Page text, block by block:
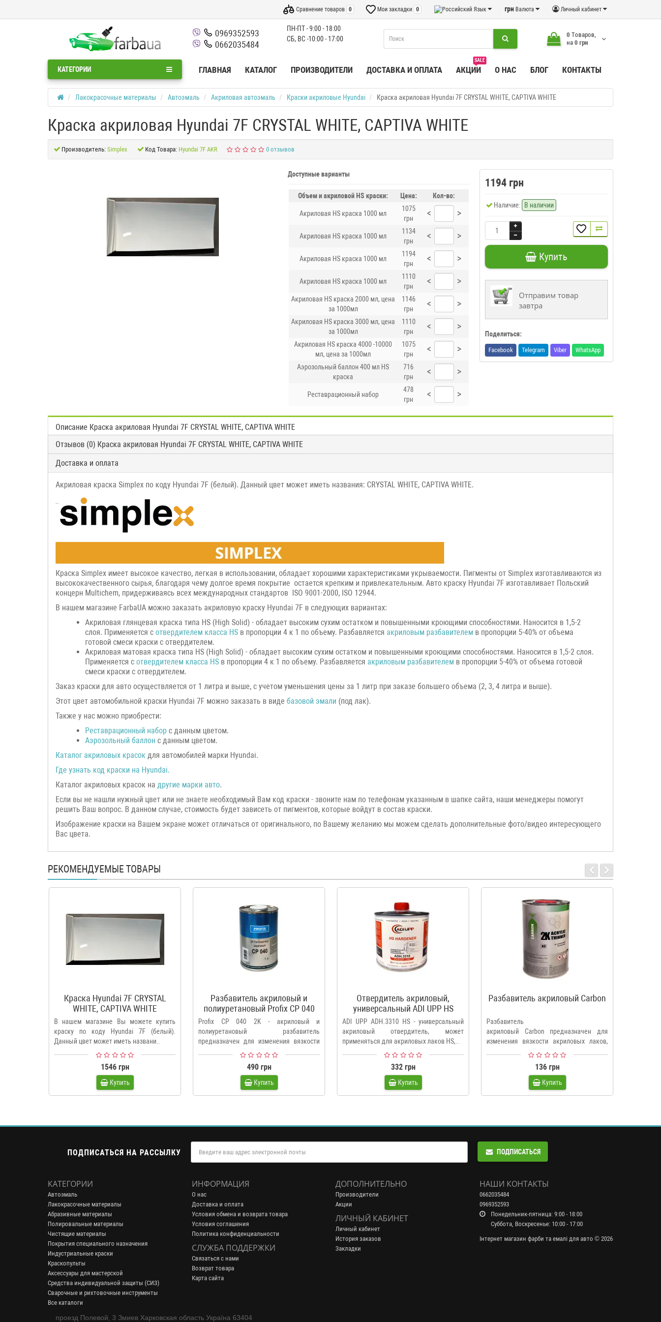
Личный кабинет
грн Валюта
Язык
Мои закладки 0
Сравнение товаров 0
0969352593
0662035484
ПН-ПТ - 9:00 - 18:00
СБ, ВС -10:00 - 17:00
0 Tоваров,
на 0 грн
КАТЕГОРИИ ГЛАВНАЯ КАТАЛОГ ПРОИЗВОДИТЕЛИ ДОСТАВКА И ОПЛАТА
SALE
АКЦИИ О НАС БЛОГ КОНТАКТЫ
Лакокрасочные материалы Автоэмаль Акриловая автоэмаль Краски акриловые Hyundai Краска акриловая Hyundai 7F CRYSTAL WHITE, CAPTIVA WHITE
Краска акриловая Hyundai 7F CRYSTAL WHITE, CAPTIVA WHITE
Производитель: Simplex Код Товара: Hyundai 7F AKR 0 отзывов
Доступные варианты
Объем и акриловой HS краски: Цена: Кол-во:
Акриловая HS краска 1000 мл
1075
грн
< >
Акриловая HS краска 1000 мл
1134
грн
< >
Акриловая HS краска 1000 мл
1194
грн
< >
Акриловая HS краска 1000 мл
1110
грн
< >
Акриловая HS краска 2000 мл, цена
за 1000мл
1146
грн
< >
Акриловая HS краска 3000 мл, цена
за 1000мл
1110
грн
< >
Акриловая HS краска 4000 -10000
мл, цена за 1000мл
1075
грн
< >
Аэрозольный баллон 400 мл HS
краска
716
грн
< >
Реставрационный набор
478
грн
< >
1194 грн
Наличие: В наличии
Купить
Отправим товар
завтра
Поделиться:
Facebook Telegram Viber WhatsApp
Описание Краска акриловая Hyundai 7F CRYSTAL WHITE, CAPTIVA WHITE
Отзывов (0) Краска акриловая Hyundai 7F CRYSTAL WHITE, CAPTIVA WHITE
Доставка и оплата
Акриловая краска Simplex по коду Hyundai 7F (белый). Данный цвет может иметь названия: CRYSTAL WHITE, CAPTIVA WHITE.
Краска Simplex имеет высокое качество, легкая в использовании, обладает хорошими характеристиками укрываемости. Пигменты от Simplex изготавливаются из
высококачественного сырья, благодаря чему долгое время покрытие остается крепким и привлекательным. Авто краску Hyundai 7F изготавливает Польский
концерн Multichem, придерживаясь всех международных стандартов ISO 9001-2000, ISO 12944.
В нашем магазине FarbaUA можно заказать акриловую краску Hyundai 7F в следующих вариантах:
Акриловая глянцевая краска типа HS (High Solid) - обладает высоким сухим остатком и повышенными кроющими способностями. Наносится в 1,5-2
слоя. Применяется с отвердителем класса HS в пропорции 4 к 1 по объему. Разбавляется акриловым разбавителем в пропорции 5-40% от объема
готовой смеси краски с отвердителем.
Акриловая матовая краска типа HS (High Solid) - обладает высоким сухим остатком и повышенными кроющими способностями. Наносится в 1,5-2 слоя.
Применяется с отвердителем класса HS в пропорции 4 к 1 по объему. Разбавляется акриловым разбавителем в пропорции 5-40% от объема готовой
смеси краски с отвердителем.
Заказ краски для авто осуществляется от 1 литра и выше, с учетом уменьшения цены за 1 литр при заказе большего объема (2, 3, 4 литра и выше).
Этот цвет автомобильной краски Hyundai 7F можно заказать в виде базовой эмали (под лак).
Также у нас можно приобрести:
Реставрационный набор с данным цветом.
Аэрозольный баллон с данным цветом.
Каталог акриловых красок для автомобилей марки Hyundai.
Где узнать код краски на Hyundai.
Каталог акриловых красок на другие марки авто.
Если вы не нашли нужный цвет или не знаете необходимый Вам код краски - звоните нам по телефонам указанным в шапке сайта, наши менеджеры помогут
решить Ваш вопрос. В данном случае, стоимость будет зависеть от пигментов, которые войдут в состав краски.
Изображение краски на Вашем экране может отличаться от оригинального, по Вашему желанию мы можем сделать дополнительные фото/видео интересующего
Вас цвета.
РЕКОМЕНДУЕМЫЕ ТОВАРЫ
Краска Hyundai 7F CRYSTAL
WHITE, CAPTIVA WHITE
В нашем магазине Вы можете купить
краску по коду Hyundai 7F (белый).
Данный цвет может иметь названи..
1546 грн
Купить
Разбавитель акриловый и
полиуретановый Profix CP 040
2K
Profix CP 040 2K - акриловый и
полиуретановый разбавитель
предназначен для изменения вязкости
490 грн
Купить
Отвердитель акриловый,
универсальный ADI UPP HS
ADH.3310, 500 мл
ADI UPP ADH.3310 HS - универсальный
акриловый отвердитель, может
применяться для акриловых лаков HS,..
332 грн
Купить
Разбавитель акриловый Carbon
Разбавитель
акриловый Carbon предназначен для
изменения вязкости акриловых лаков,
красок и грунтов. ..
136 грн
Купить
ПОДПИСАТЬСЯ НА РАССЫЛКУ ПОДПИСАТЬСЯ
КАТЕГОРИИ
Автоэмаль
Лакокрасочные материалы
Абразивные материалы
Полировальные материалы
Чистящие материалы
Покрытия специального назначения
Индустриальные краски
Краскопульты
Аксессуары для мастерской
Средства индивидуальной защиты (СИЗ)
Сварочные и рихтовочные инструменты
Все каталоги
ИНФОРМАЦИЯ
О нас
Доставка и оплата
Условия обмена и возврата товара
Условия соглашения
Политика конфиденциальности
СЛУЖБА ПОДДЕРЖКИ
Связаться с нами
Возврат товара
Карта сайта
ДОПОЛНИТЕЛЬНО
Производители
Акции
ЛИЧНЫЙ КАБИНЕТ
Личный кабинет
История заказов
Закладки
НАШИ КОНТАКТЫ
0662035484
0969352593
Понедельник-пятница: 9:00 - 18:00
Суббота, Воскресенье: 10:00 - 17:00
Інтернет магазин фарби та емалі для авто © 2026
проезд Полевой, 3 Змиев Харковская область Україна 63404